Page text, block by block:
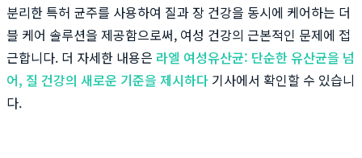
분리한 특허 균주를 사용하여 질과 장 건강을 동시에 케어하는 더
블 케어 솔루션을 제공함으로써, 여성 건강의 근본적인 문제에 접
근합니다. 더 자세한 내용은 라엘 여성유산균: 단순한 유산균을 넘
어, 질 건강의 새로운 기준을 제시하다 기사에서 확인할 수 있습니
다.